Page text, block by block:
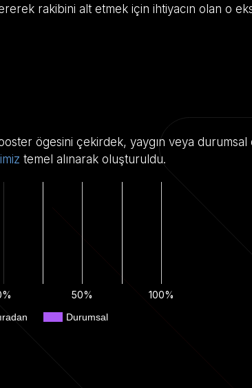
rakibini alt etmek için ihtiyacın olan o
ögesini çekirdek, yaygın veya
temel alınarak oluşturuldu.
Durumsal
50% 100%